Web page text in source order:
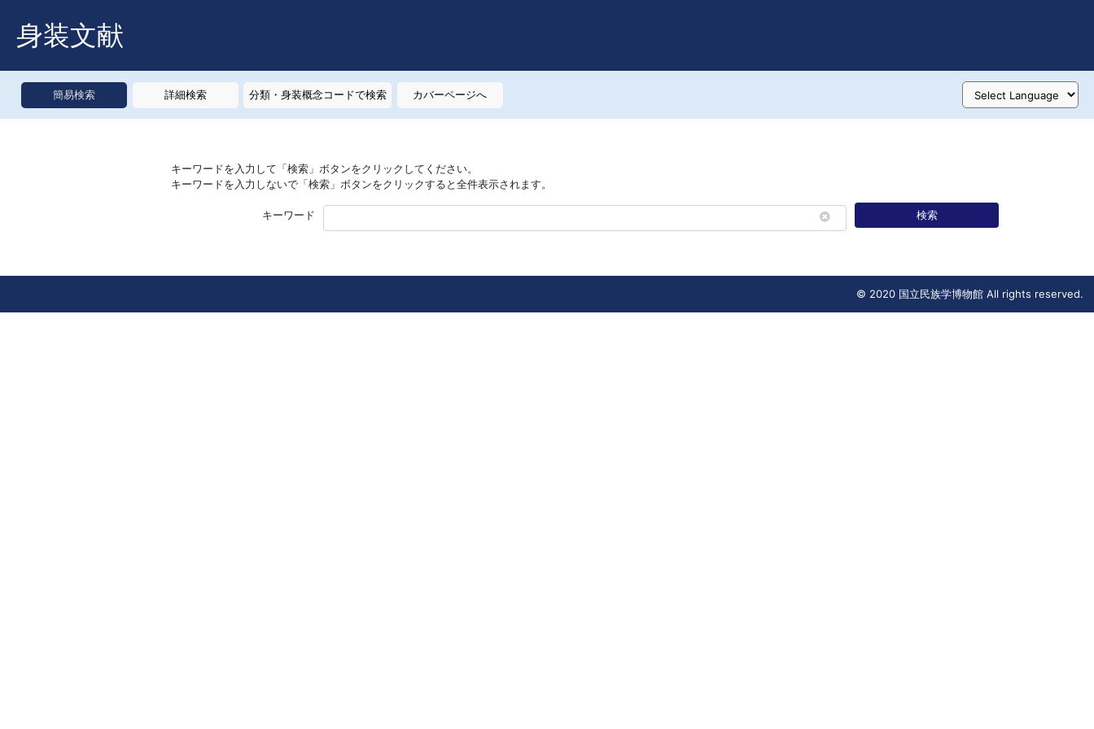
身装文献
簡易検索 詳細検索 分類・身装概念コードで検索 カバーページへ
キーワードを入力して「検索」ボタンをクリックしてください。
キーワードを入力しないで「検索」ボタンをクリックすると全件表示されます。
キーワード 検索
© 2020 国立民族学博物館 All rights reserved.